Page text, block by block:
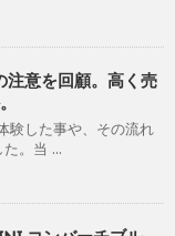
注意を回顧。高く売
験した事や、その流れ
。当 ...